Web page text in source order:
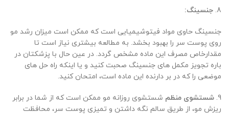
8. جنسینگ:
جنسینگ حاوی مواد فیتوشیمیایی است که ممکن است میزان رشد مو
روی پوست سر را بهبود بخشد. به مطالعه بیشتری نیاز است تا
مقدارخاص مصرف این ماده مشخص گردد. در عین حال با پزشکتان در
باره تجویز مکمل های جنسینگ صحبت کنید و یا اینکه راه حل های
موضعی را که در بر دارنده این ماده است، امتحان کنید.
9. شستشوی منظم شستشوی روزانه مو ممکن است که از شما در برابر
ریزش مو، از طریق سالم نگه داشتن و تمیزی پوست سر، محافظت